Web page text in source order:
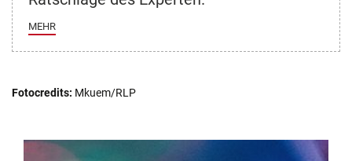
MEHR
Fotocredits: Mkuem/RLP